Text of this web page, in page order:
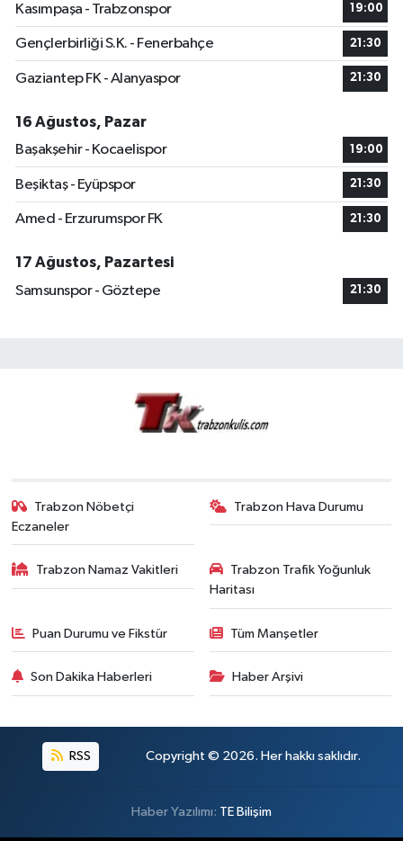
Kasımpaşa - Trabzonspor 19:00
Gençlerbirliği S.K. - Fenerbahçe 21:30
Gaziantep FK - Alanyaspor 21:30
16 Ağustos, Pazar
Başakşehir - Kocaelispor
19:00
Beşiktaş - Eyüpspor 21:30
Amed - Erzurumspor FK 21:30
17 Ağustos, Pazartesi
Samsunspor - Göztepe
21:30
Trabzon Nöbetçi
Eczaneler
Trabzon Hava Durumu
Trabzon Namaz Vakitleri
Trabzon Trafik Yoğunluk
Haritası
Puan Durumu ve Fikstür Tüm Manşetler
Son Dakika Haberleri Haber Arşivi
RSS Copyright © 2026. Her hakkı saklıdır.
Haber Yazılımı: TE Bilişim